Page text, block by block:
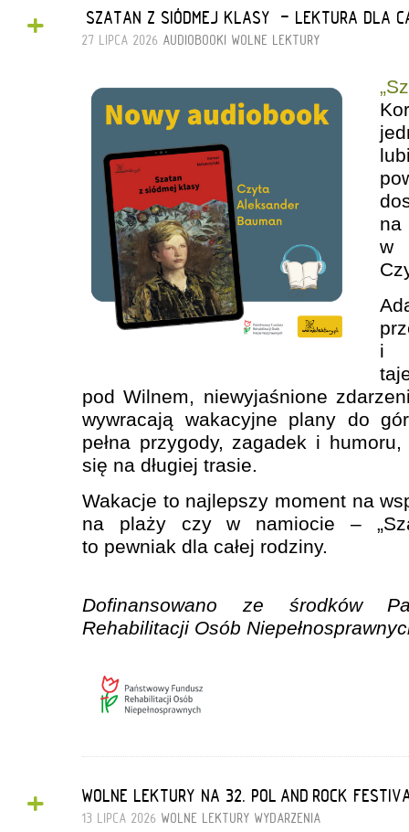
+ „SZATAN Z SIÓDMEJ KLASY” - LEKTURA DLA
27 LIPCA 2026 AUDIOBOOKI WOLNE LEKTURY
w
i
pod Wilnem, niewyjaśnione
wywracają wakacyjne plany do
pełna przygody, zagadek i
się na długiej trasie.
Wakacje to najlepszy moment na
na plaży czy w namiocie –
to pewniak dla całej rodziny.
Dofinansowano ze środków
Rehabilitacji Osób
+ WOLNE LEKTURY NA 32. POL’AND’ROCK
13 LIPCA 2026 WOLNE LEKTURY WYDARZENIA